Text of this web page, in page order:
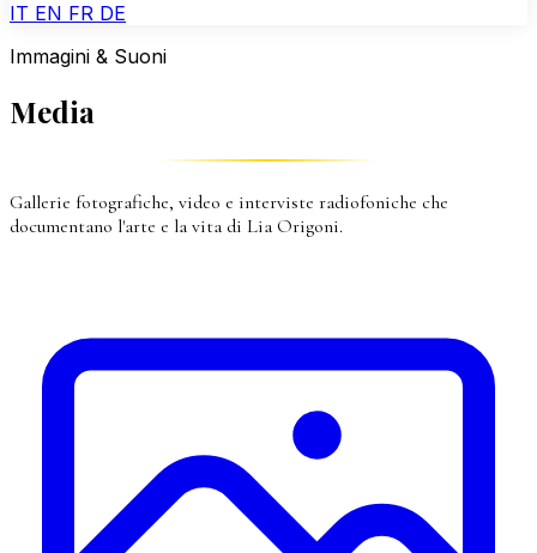
IT EN FR DE
Immagini & Suoni
Media
Gallerie fotografiche, video e interviste radiofoniche che
documentano l'arte e la vita di Lia Origoni.